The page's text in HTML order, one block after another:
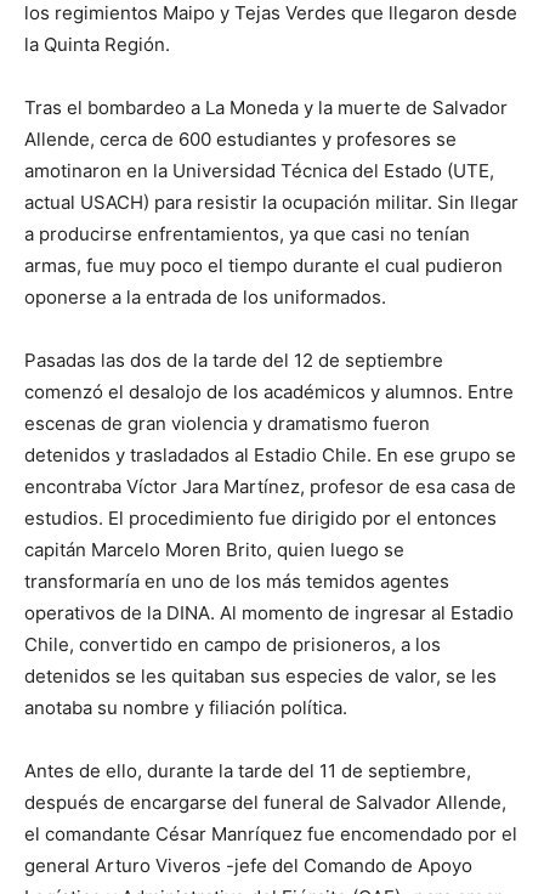
los regimientos Maipo y Tejas Verdes que llegaron desde
la Quinta Región.
Tras el bombardeo a La Moneda y la muerte de Salvador
Allende, cerca de 600 estudiantes y profesores se
amotinaron en la Universidad Técnica del Estado (UTE,
actual USACH) para resistir la ocupación militar. Sin llegar
a producirse enfrentamientos, ya que casi no tenían
armas, fue muy poco el tiempo durante el cual pudieron
oponerse a la entrada de los uniformados.
Pasadas las dos de la tarde del 12 de septiembre
comenzó el desalojo de los académicos y alumnos. Entre
escenas de gran violencia y dramatismo fueron
detenidos y trasladados al Estadio Chile. En ese grupo se
encontraba Víctor Jara Martínez, profesor de esa casa de
estudios. El procedimiento fue dirigido por el entonces
capitán Marcelo Moren Brito, quien luego se
transformaría en uno de los más temidos agentes
operativos de la DINA. Al momento de ingresar al Estadio
Chile, convertido en campo de prisioneros, a los
detenidos se les quitaban sus especies de valor, se les
anotaba su nombre y filiación política.
Antes de ello, durante la tarde del 11 de septiembre,
después de encargarse del funeral de Salvador Allende,
el comandante César Manríquez fue encomendado por el
general Arturo Viveros -jefe del Comando de Apoyo